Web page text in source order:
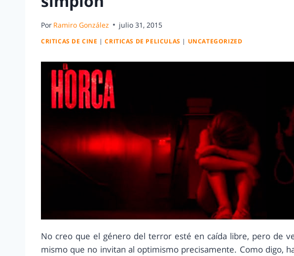
Por Ramiro González julio 31, 2015
CRITICAS DE CINE |CRITICAS DE PELICULAS | UNCATEGORIZED
No creo que el género del terror esté en caída libre, pero de
mismo que no invitan al optimismo precisamente. Como digo,